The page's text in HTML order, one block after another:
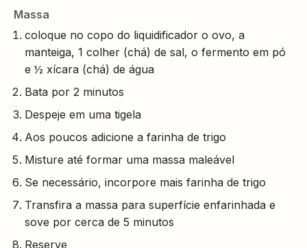
Massa
coloque no copo do liquidificador o ovo, a
manteiga, 1 colher (chá) de sal, o fermento em pó
e ½ xícara (chá) de água
Bata por 2 minutos
Despeje em uma tigela
Aos poucos adicione a farinha de trigo
Misture até formar uma massa maleável
Se necessário, incorpore mais farinha de trigo
Transfira a massa para superfície enfarinhada e
sove por cerca de 5 minutos
Reserve